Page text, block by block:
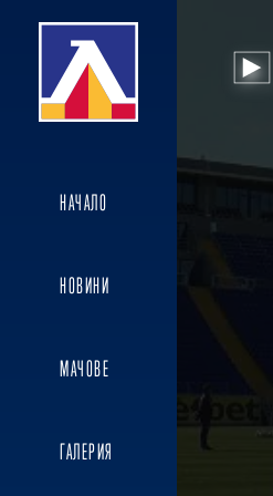
НАЧАЛО
НОВИНИ
МАЧОВЕ
ГАЛЕРИЯ